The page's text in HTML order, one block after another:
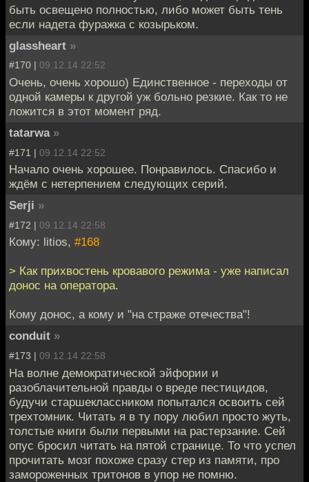
быть освещено полностью, либо может быть тень
если надета фуражка с козырьком.
glassheart »
#170 | 09.12.14 22:52
Очень, очень хорошо) Единственное - переходы от
одной камеры к другой уж больно резкие. Как то не
ложится в этот момент ряд.
tatarwa »
#171 | 09.12.14 22:52
Начало очень хорошее. Понравилось. Спасибо и
ждём с нетерпением следующих серий.
Serji »
#172 | 09.12.14 22:58
Кому: litios, #168
> Как прихвостень кровавого режима - уже написал
донос на оператора.
Кому донос, а кому и "на страже отечества"!
conduit »
#173 | 09.12.14 22:58
На волне демократической эйфории и
разоблачительной правды о вреде пестицидов,
будучи старшеклассником попытался освоить сей
трехтомник. Читать я в ту пору любил просто жуть,
толстые книги были первыми на растерзание. Сей
опус бросил читать на пятой странице. То что успел
прочитать мозг похоже сразу стер из памяти, про
замороженных тритонов в упор не помню.